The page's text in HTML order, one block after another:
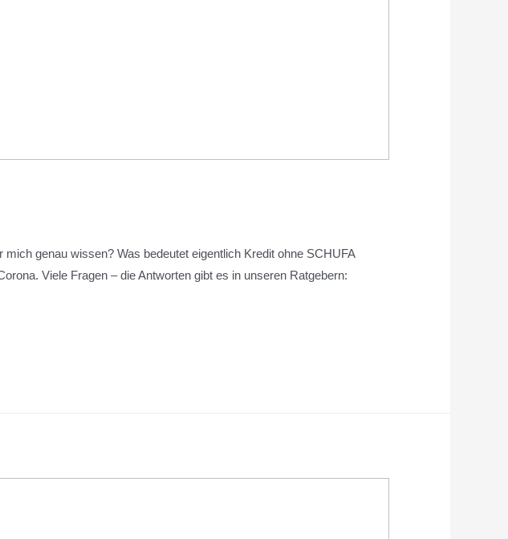
genau wissen? Was bedeutet eigentlich Kredit ohne SCHUFA
Viele Fragen – die Antworten gibt es in unseren Ratgebern: